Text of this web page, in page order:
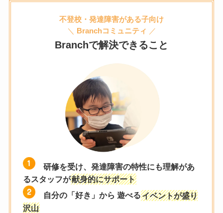
不登校・発達障害がある子向け
＼
Branchコミュニティ ／
Branchで解決できること
研修を受け、発達障害の特性にも理解があ
るスタッフが献身的にサポート
自分の「好き」から 遊べるイベントが盛り
沢山